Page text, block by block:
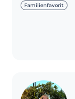
Familienfavorit